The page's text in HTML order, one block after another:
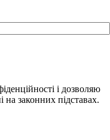
і дозволяю
на законних підставах.